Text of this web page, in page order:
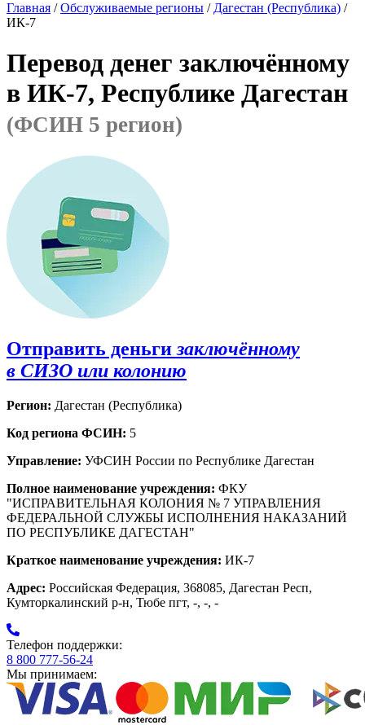
Главная /Обслуживаемые регионы / Дагестан (Республика) /
ИК-7
Перевод денег заключённому
в ИК-7, Республике Дагестан
(ФСИН 5 регион)
Отправить деньги заключённому
в СИЗО или колонию
Регион: Дагестан (Республика)
Код региона ФСИН: 5
Управление: УФСИН России по Республике Дагестан
Полное наименование учреждения: ФКУ
"ИСПРАВИТЕЛЬНАЯ КОЛОНИЯ № 7 УПРАВЛЕНИЯ
ФЕДЕРАЛЬНОЙ СЛУЖБЫ ИСПОЛНЕНИЯ НАКАЗАНИЙ
ПО РЕСПУБЛИКЕ ДАГЕСТАН"
Краткое наименование учреждения: ИК-7
Адрес: Российская Федерация, 368085, Дагестан Респ,
Кумторкалинский р-н, Тюбе пгт, -, -, -
Телефон поддержки:
8 800 777-56-24
Мы принимаем: